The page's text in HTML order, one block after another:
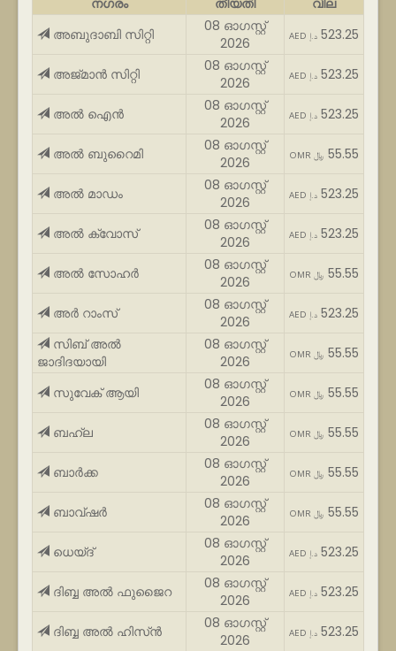
നഗരം തീയതി
വില
അബുദാബി സിറ്റി
08 ഓഗസ്റ്റ്
2026
AED د.إ 523.25
അജ്മാൻ സിറ്റി
08 ഓഗസ്റ്റ്
2026
AED د.إ 523.25
അൽ ഐൻ
08 ഓഗസ്റ്റ്
2026
AED د.إ 523.25
അൽ ബുറൈമി
08 ഓഗസ്റ്റ്
2026
OMR ﷼ 55.55
അൽ മാഡം
08 ഓഗസ്റ്റ്
2026
AED د.إ 523.25
അൽ ക്വോസ്
08 ഓഗസ്റ്റ്
2026
AED د.إ 523.25
അൽ സോഹർ
08 ഓഗസ്റ്റ്
2026
OMR ﷼ 55.55
അർ റാംസ്
08 ഓഗസ്റ്റ്
2026
AED د.إ 523.25
സിബ് അൽ
ജാദിദയായി
08 ഓഗസ്റ്റ്
2026
OMR ﷼ 55.55
സുവേക് ആയി
08 ഓഗസ്റ്റ്
2026
OMR ﷼ 55.55
ബഹ്‌ല
08 ഓഗസ്റ്റ്
2026
OMR ﷼ 55.55
ബാർക്ക
08 ഓഗസ്റ്റ്
2026
OMR ﷼ 55.55
ബാവ്ഷർ
08 ഓഗസ്റ്റ്
2026
OMR ﷼ 55.55
ധെയ്ദ്
08 ഓഗസ്റ്റ്
2026
AED د.إ 523.25
ദിബ്ബ അൽ ഫുജൈറ
08 ഓഗസ്റ്റ്
2026
AED د.إ 523.25
ദിബ്ബ അൽ ഹിസ്ൻ
08 ഓഗസ്റ്റ്
2026
AED د.إ 523.25